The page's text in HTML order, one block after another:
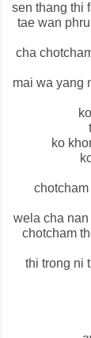
sen thang thi
tae wan
cha
mai wa yang
ko
wela cha
chotcham
thi trong ni